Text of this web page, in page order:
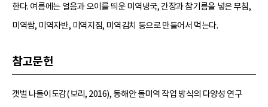
한다. 여름에는 얼음과 오이를 띄운 미역냉국, 간장과 참기름을 넣은 무침,
미역쌈, 미역자반, 미역지짐, 미역김치 등으로 만들어서 먹는다.
참고문헌
갯벌 나들이도감(보리, 2016), 동해안 돌미역 작업 방식의 다양성 연구